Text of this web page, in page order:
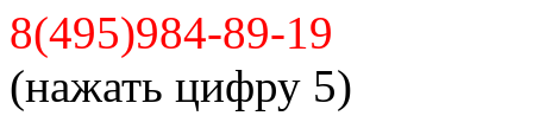
8(495)984-89-19
(нажать цифру 5)